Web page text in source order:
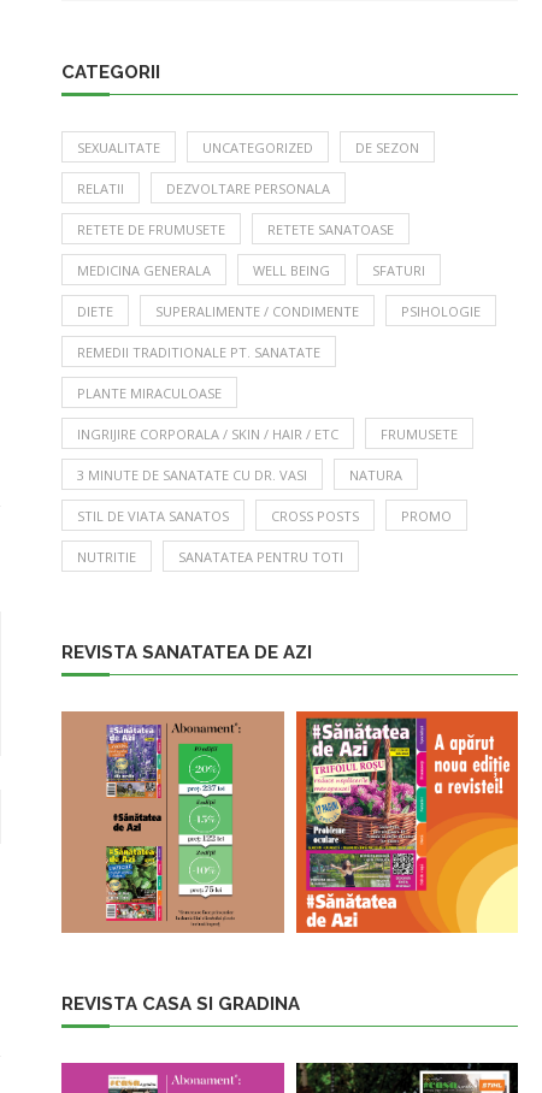
CATEGORII
SEXUALITATE UNCATEGORIZED DE SEZON
RELATII DEZVOLTARE PERSONALA
RETETE DE FRUMUSETE RETETE SANATOASE
MEDICINA GENERALA WELL BEING SFATURI
DIETE SUPERALIMENTE / CONDIMENTE PSIHOLOGIE
REMEDII TRADITIONALE PT. SANATATE
PLANTE MIRACULOASE
INGRIJIRE CORPORALA / SKIN / HAIR / ETC FRUMUSETE
3 MINUTE DE SANATATE CU DR. VASI NATURA
STIL DE VIATA SANATOS CROSS POSTS PROMO
NUTRITIE SANATATEA PENTRU TOTI
REVISTA SANATATEA DE AZI
REVISTA CASA SI GRADINA